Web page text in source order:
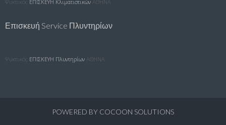
Ψυκτικός ΕΠΙΣΚΕΥΗ Κλιματιστικών ΑΘΗΝΑ
Επισκευή Service Πλυντηρίων
Ψυκτικός ΕΠΙΣΚΕΥΗ Πλυντηρίων ΑΘΗΝΑ
POWERED BY COCOON SOLUTIONS